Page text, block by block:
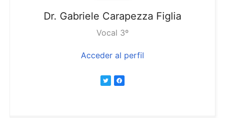
Dr. Gabriele Carapezza Figlia
Vocal 3º
Acceder al perfil